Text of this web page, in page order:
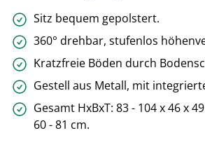
Sitz bequem gepolstert.
360° drehbar, stufenlos
Kratzfreie Böden durch
Gestell aus Metall, mit
Gesamt HxBxT: 83 - 104 x 46 x
60 - 81 cm.